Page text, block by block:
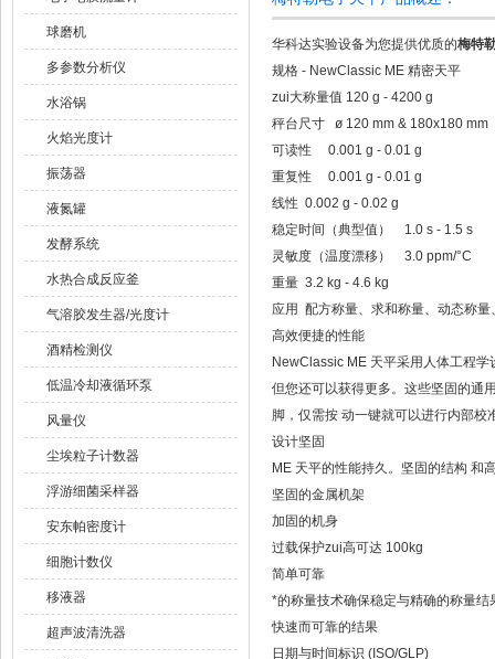
球磨机
多参数分析仪
水浴锅
火焰光度计
振荡器
液氮罐
发酵系统
水热合成反应釜
气溶胶发生器/光度计
酒精检测仪
低温冷却液循环泵
风量仪
尘埃粒子计数器
浮游细菌采样器
安东帕密度计
细胞计数仪
移液器
超声波清洗器
华科达实验设备为您提供优质的梅特
规格 - NewClassic ME 精密天平
zui大称量值 120 g - 4200 g
秤台尺寸 ø 120 mm & 180x180 mm
可读性 0.001 g - 0.01 g
重复性 0.001 g - 0.01 g
线性 0.002 g - 0.02 g
稳定时间（典型值） 1.0 s - 1.5 s
灵敏度（温度漂移） 3.0 ppm/°C
重量 3.2 kg - 4.6 kg
应用 配方称量、求和称量、动态称
高效便捷的性能
NewClassic ME 天平采用人体工程
但您还可以获得更多。这些坚固的通
脚，仅需按 动一键就可以进行内部校
设计坚固
ME 天平的性能持久。坚固的结构 和
坚固的金属机架
加固的机身
过载保护zui高可达 100kg
简单可靠
*的称量技术确保稳定与精确的称量结
快速而可靠的结果
日期与时间标识 (ISO/GLP)